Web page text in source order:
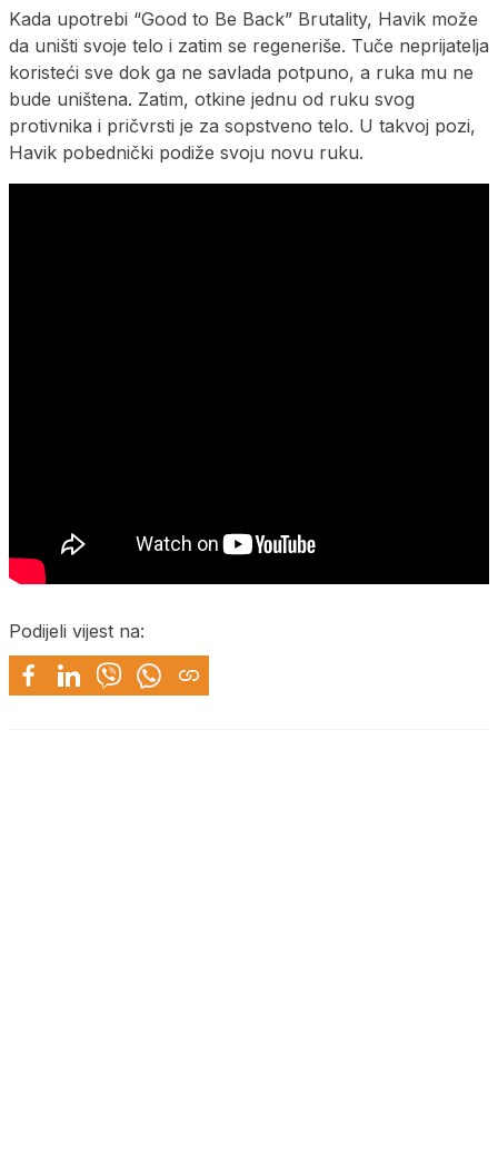
Kada upotrebi “Good to Be Back” Brutality, Havik može
da uništi svoje telo i zatim se regeneriše. Tuče neprijatelja
koristeći sve dok ga ne savlada potpuno, a ruka mu ne
bude uništena. Zatim, otkine jednu od ruku svog
protivnika i pričvrsti je za sopstveno telo. U takvoj pozi,
Havik pobednički podiže svoju novu ruku.
Podijeli vijest na: